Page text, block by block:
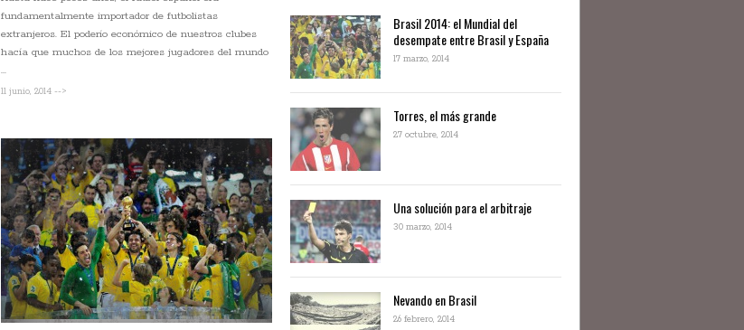
fundamentalmente importador de futbolistas
extranjeros. El poderío económico de nuestros clubes
hacía que muchos de los mejores jugadores del mundo
...
11 junio, 2014 -->
Brasil 2014: el Mundial del
desempate entre Brasil y España
17 marzo, 2014
Torres, el más grande
27 octubre, 2014
Una solución para el arbitraje
30 marzo, 2014
Nevando en Brasil
26 febrero, 2014